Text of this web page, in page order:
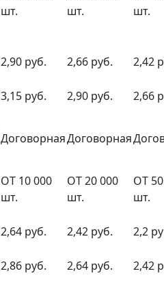
шт.
шт.
шт.
2,90 руб. 2,66 руб. 2,42
3,15 руб. 2,90 руб.
2,66
ДоговорнаяДоговорная
ОТ 10 000
шт.
ОТ 20 000
шт.
ОТ
шт.
2,64 руб. 2,42 руб. 2,2
2,86 руб. 2,64 руб.
2,42